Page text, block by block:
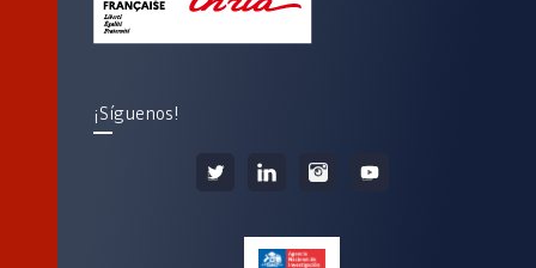
¡Síguenos!